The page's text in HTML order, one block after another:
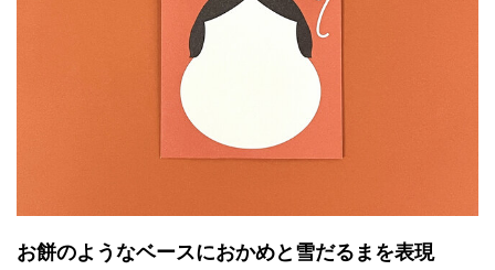
お餅のようなベースにおかめと雪だるまを表現